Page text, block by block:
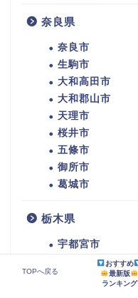
奈良県
奈良市
生駒市
大和高田市
大和郡山市
天理市
桜井市
五條市
御所市
葛城市
栃木県
宇都宮市
TOPへ戻る
おすすめ
最新版
ランキング